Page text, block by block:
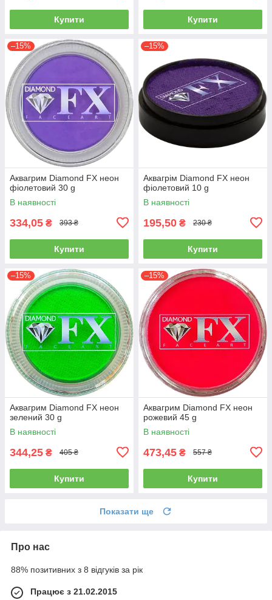
Купити Купити
–15%
Аквагрим Diamond FX неон
фіолетовий 30 g
В наявності
334,05 ₴ 393 ₴
Купити
–15%
Аквагрім Diamond FX неон
фіолетовий 10 g
В наявності
195,50 ₴ 230 ₴
Купити
–15%
Аквагрим Diamond FX неон
зелений 30 g
В наявності
344,25 ₴ 405 ₴
Купити
–15%
Аквагрим Diamond FX неон
рожевий 45 g
В наявності
473,45 ₴ 557 ₴
Купити
Показати ще
Про нас
88% позитивних з 8 відгуків за рік
Працює з 21.02.2015